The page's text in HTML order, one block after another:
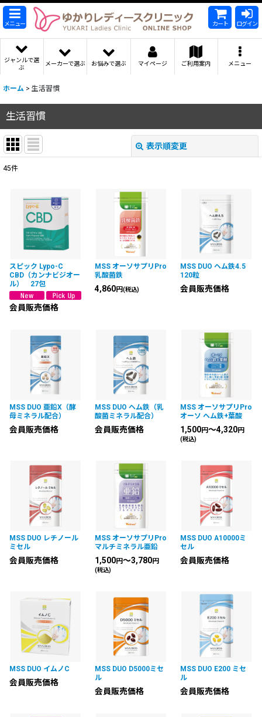
メニュー カート ログイン
ジャンルで選
ぶ
メーカーで選ぶ お悩みで選ぶ マイページ ご利用案内 メニュー
ホーム > 生活習慣
生活習慣
表示順変更
並び順:
絞り込む
45件
スピック Lypo-C
CBD（カンナビジオー
ル） 27包
会員販売価格
MSS オーソサプリPro
乳酸菌鉄
4,860円(税込)
MSS DUO ヘム鉄4.5
120粒
会員販売価格
MSS DUO 亜鉛X（酵
母ミネラル配合）
会員販売価格
MSS DUO ヘム鉄（乳
酸菌ミネラル配合）
会員販売価格
MSS オーソサプリPro
オーソ ヘム鉄+葉酸
1,500円～4,320円
(税込)
MSS DUO レチノール
ミセル
会員販売価格
MSS オーソサプリPro
マルチミネラル亜鉛
1,500円～3,780円
(税込)
MSS DUO A10000ミ
セル
会員販売価格
MSS DUO イムノC
会員販売価格
MSS DUO D5000ミセ
ル
会員販売価格
MSS DUO E200 ミセ
ル
会員販売価格